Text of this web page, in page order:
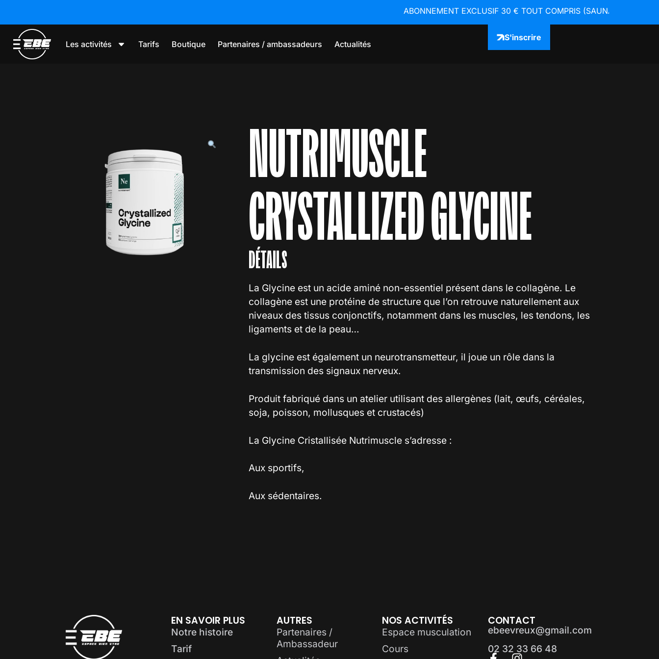
Les activités Tarifs Boutique Partenaires / ambassadeurs Actualités
S'inscrire
ABONNEMENT EXCLUSIF 30 € TOUT COMPRIS (SAUNA & EGYM
NUTRIMUSCLE
CRYSTALLIZED GLYCINE
DÉTAILS
La Glycine est un acide aminé non-essentiel présent dans le collagène. Le
collagène est une protéine de structure que l’on retrouve naturellement aux
niveaux des tissus conjonctifs, notamment dans les muscles, les tendons, les
ligaments et de la peau…
La glycine est également un neurotransmetteur, il joue un rôle dans la
transmission des signaux nerveux.
Produit fabriqué dans un atelier utilisant des allergènes (lait, œufs, céréales,
soja, poisson, mollusques et crustacés)
La Glycine Cristallisée Nutrimuscle s’adresse :
Aux sportifs,
Aux sédentaires.
EN SAVOIR PLUS
Notre histoire
Tarif
AUTRES
Partenaires /
Ambassadeur
NOS ACTIVITÉS
Espace musculation
Cours
CONTACT
ebeevreux@gmail.com
02 32 33 66 48